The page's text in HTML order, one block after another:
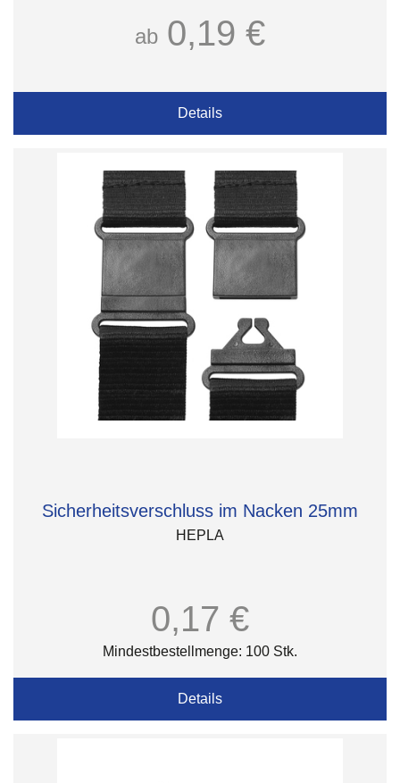
ab 0,19 €
Details
Sicherheitsverschluss im Nacken 25mm
HEPLA
0,17 €
Mindestbestellmenge: 100 Stk.
Details